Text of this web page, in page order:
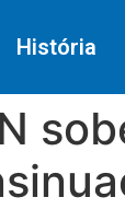
História